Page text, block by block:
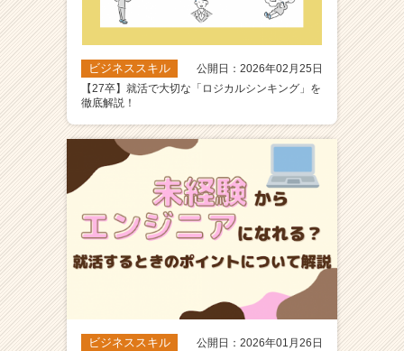
ビジネススキル
公開日：2026年02月25日
【27卒】就活で大切な「ロジカルシンキング」を
徹底解説！
ビジネススキル
公開日：2026年01月26日